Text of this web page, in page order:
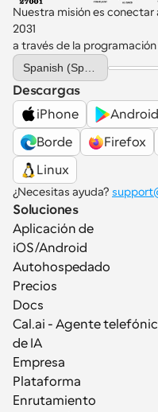
Nuestra misión es conectar
2031
a través de la
Select Language
Descargas
iPhone
Android
Borde
Firefox
Linux
¿Necesitas ayuda?
Soluciones
Aplicación de
iOS/Android
Autohospedado
Precios
Docs
Cal.ai - Agente
de IA
Empresa
Plataforma
Enrutamiento